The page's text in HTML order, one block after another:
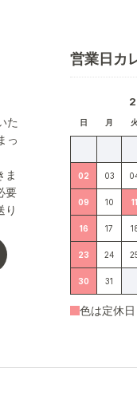
た
っ
ま
要
り
営業日カ
日 月 火
02 03
09 10 11
16 17
23 24
30 31
色は定休日